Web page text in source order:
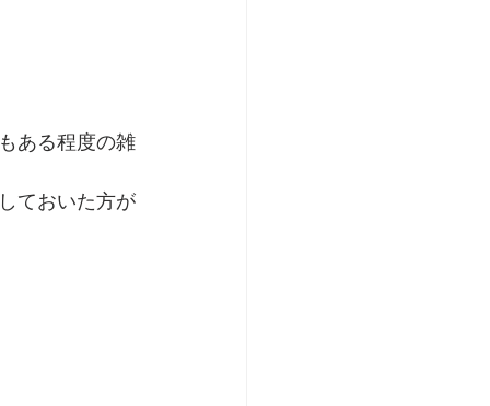
ある程度の雑
ておいた方が